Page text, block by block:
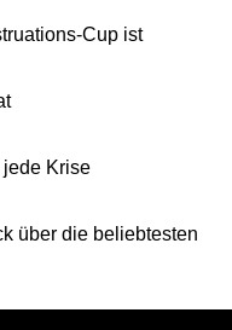
Cup ist
jede Krise
über die beliebtesten